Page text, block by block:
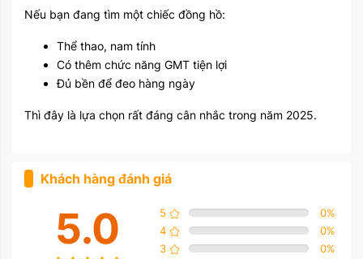
Nếu bạn đang tìm một chiếc đồng hồ:
Thể thao, nam tính
Có thêm chức năng GMT tiện lợi
Đủ bền để đeo hàng ngày
Thì đây là lựa chọn rất đáng cân nhắc trong năm 2025.
Khách hàng đánh giá
5.0 5 0%
4
0%
3
0%